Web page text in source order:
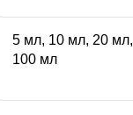
5 мл, 10 мл, 20 мл,
100 мл